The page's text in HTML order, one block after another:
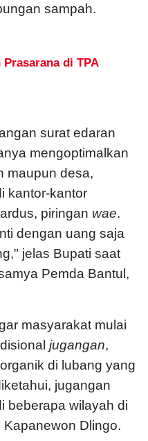
sampah.
di TPA
surat edaran
mengoptimalkan
maupun desa,
kantor-kantor
piringan wae.
dengan uang saja
jelas Bupati saat
Pemda Bantul,
masyarakat mulai
jugangan,
di lubang yang
jugangan
beberapa wilayah di
Dlingo.